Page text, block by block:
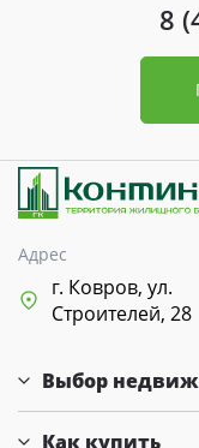
8
Адрес
г. Ковров, ул.
Строителей, 28
Выбор
Как купить